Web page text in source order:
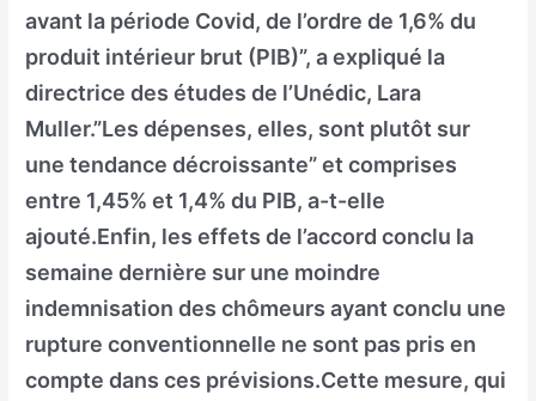
avant la période Covid, de l’ordre de 1,6% du
produit intérieur brut (PIB)”, a expliqué la
directrice des études de l’Unédic, Lara
Muller.”Les dépenses, elles, sont plutôt sur
une tendance décroissante” et comprises
entre 1,45% et 1,4% du PIB, a-t-elle
ajouté.Enfin, les effets de l’accord conclu la
semaine dernière sur une moindre
indemnisation des chômeurs ayant conclu une
rupture conventionnelle ne sont pas pris en
compte dans ces prévisions.Cette mesure, qui